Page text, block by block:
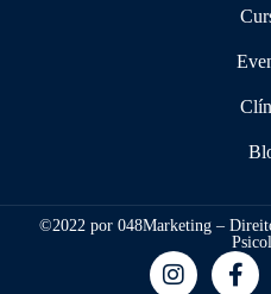
©2022 por 048Marketing –